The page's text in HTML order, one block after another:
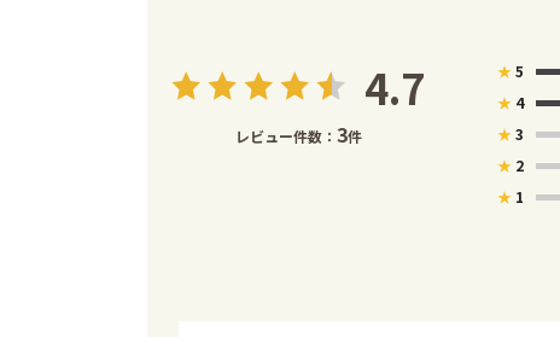
4.7
レビュー件数： 3件
★5
★ 4
★3
★ 2
★ 1